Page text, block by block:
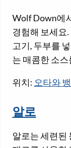
Wolf Down에
경험해 보세요
고기, 두부를
는 매콤한 소
위치: 오타와
알로
알로는 세련된